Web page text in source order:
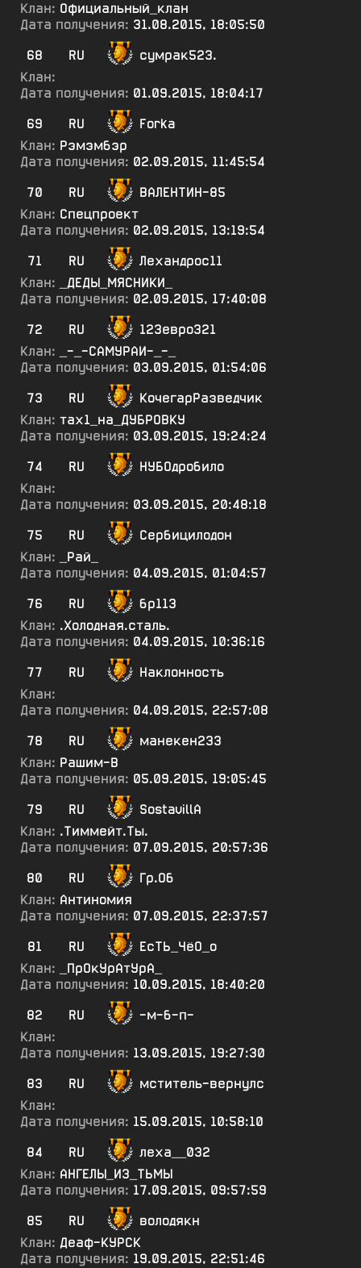
Клан: Официальный_клан
Дата получения: 31.08.2015, 18:05:50
68
RU
сумрак523.
Клан:
Дата получения: 01.09.2015, 18:04:17
69
RU
Forka
Клан: Рэмэмбэр
Дата получения: 02.09.2015, 11:45:54
70
RU
ВАЛЕНТИН-85
Клан: Спецпроект
Дата получения: 02.09.2015, 13:19:54
71
RU
Лехандрос11
Клан:
_ДЕДЫ_МЯСНИКИ_
Дата получения: 02.09.2015, 17:40:08
72
RU
123евро321
Клан:
_-_-САМУРАИ-_-_
Дата получения: 03.09.2015, 01:54:06
73
RU
КочегарРазведчик
Клан: тах1_на_ДУБРОВКУ
Дата получения: 03.09.2015, 19:24:24
74
RU
НУБОдробило
Клан:
Дата получения: 03.09.2015, 20:48:18
75
RU
Сербицилодон
Клан:
_Рай_
Дата получения: 04.09.2015, 01:04:57
76
RU
бр113
Клан: .Холодная.сталь.
Дата получения: 04.09.2015, 10:36:16
77
RU
Наклонность
Клан:
Дата получения: 04.09.2015, 22:57:08
78
RU
манекен233
Клан: Рашим-В
Дата получения: 05.09.2015, 19:05:45
79
RU
SostavillA
Клан: .Тиммейт.Ты.
Дата получения: 07.09.2015, 20:57:36
80
RU
Гр.Об
Клан: Антиномия
Дата получения: 07.09.2015, 22:37:57
81
RU
ЕсТЬ_ЧёО_о
Клан:
_ПрОкУрАтУрА_
Дата получения: 10.09.2015, 18:40:20
82
RU
-м-б-п-
Клан:
Дата получения: 13.09.2015, 19:27:30
83
RU
мститель-вернулс
Клан:
Дата получения: 15.09.2015, 10:58:10
84
RU
леха__032
Клан: АНГЕЛЫ_ИЗ_ТЬМЫ
Дата получения: 17.09.2015, 09:57:59
85
RU
володякн
Клан: Деаф-КУРСК
Дата получения: 19.09.2015, 22:51:46